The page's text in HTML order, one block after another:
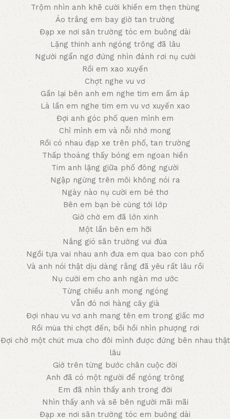
Trộm nhìn anh khẽ cười khiến em thẹn thùng
Áo trắng em bay giờ tan trường
Đạp xe nơi sân trường tóc em buông dài
Lặng thinh anh ngóng trông đã lâu
Người ngẩn ngơ đứng nhìn đánh rơi nụ cười
Rồi em xao xuyến
Chợt nghe vu vơ
Gần lại bên anh em nghe tim em ấm áp
Là lần em nghe tim em vu vơ xuyến xao
Đợi anh góc phố quen mình em
Chỉ mình em và nỗi nhớ mong
Rồi có nhau đạp xe trên phố, tan trường
Thấp thoáng thấy bóng em ngoan hiền
Tim anh lặng giữa phố đông người
Ngập ngừng trên môi không nói ra
Ngày nào nụ cười em bé thơ
Bên em bạn bè cùng tới lớp
Giờ chờ em đã lớn xinh
Một lần bên em hỡi
Nắng gió sân trường vui đùa
Ngồi tựa vai nhau anh đưa em qua bao con phố
Và anh nói thật dịu dàng rằng đã yêu rất lâu rồi
Nụ cười em cho anh ngàn mơ ước
Từng chiều anh mong ngóng
Vẫn đó nơi hàng cây già
Đợi nhau vu vơ anh mang tên em trong giấc mơ
Rồi mùa thi chợt đến, bồi hồi nhìn phượng rơi
Đợi chờ một chút mưa cho đôi mình được đứng bên nhau thật
lâu
Giờ trên từng bước chân cuộc đời
Anh đã có một người để ngóng trông
Em đã nhìn thấy anh trong đời
Nhìn thấy anh và sẽ bên người mãi mãi
Đạp xe nơi sân trường tóc em buông dài